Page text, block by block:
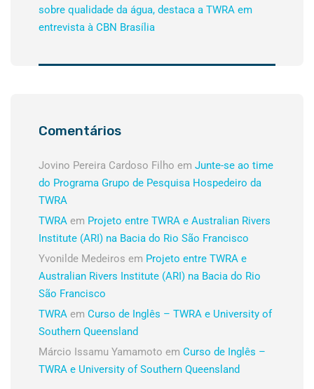
sobre qualidade da água, destaca a TWRA em
entrevista à CBN Brasília
Comentários
Jovino Pereira Cardoso Filho em Junte-se ao time
do Programa Grupo de Pesquisa Hospedeiro da
TWRA
TWRA em Projeto entre TWRA e Australian Rivers
Institute (ARI) na Bacia do Rio São Francisco
Yvonilde Medeiros em Projeto entre TWRA e
Australian Rivers Institute (ARI) na Bacia do Rio
São Francisco
TWRA em Curso de Inglês – TWRA e University of
Southern Queensland
Márcio Issamu Yamamoto em Curso de Inglês –
TWRA e University of Southern Queensland